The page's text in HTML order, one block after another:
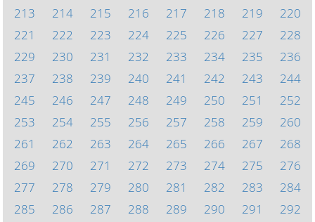
213
214 215 216 217 218 219
220
221
222 223 224 225 226 227
228
229
230 231 232 233 234 235
236
237
238 239 240 241 242 243
244
245
246 247 248 249 250 251
252
253
254 255 256 257 258 259
260
261
262 263 264 265 266 267
268
269
270 271 272 273 274 275
276
277
278 279 280 281 282 283
284
285
286 287 288 289 290 291
292